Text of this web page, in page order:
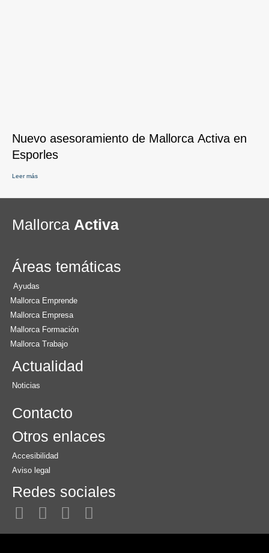
Nuevo asesoramiento de Mallorca Activa en
Esporles
Leer más
Mallorca Activa
Áreas temáticas
Ayudas
Mallorca Emprende
Mallorca Empresa
Mallorca Formación
Mallorca Trabajo
Actualidad
Noticias
Contacto
Otros enlaces
Accesibilidad
Aviso legal
Redes sociales